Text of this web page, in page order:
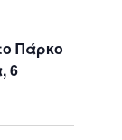
Πάρκο
6